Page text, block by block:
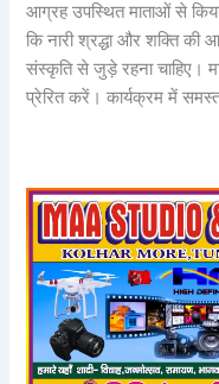
आग्रह उपस्थित माताओं से
कि नारी श्रद्धा और शक्ति
संस्कृति से जुड़े रहना चाहिए।
प्रेरित करें। कार्यक्रम में समस्त